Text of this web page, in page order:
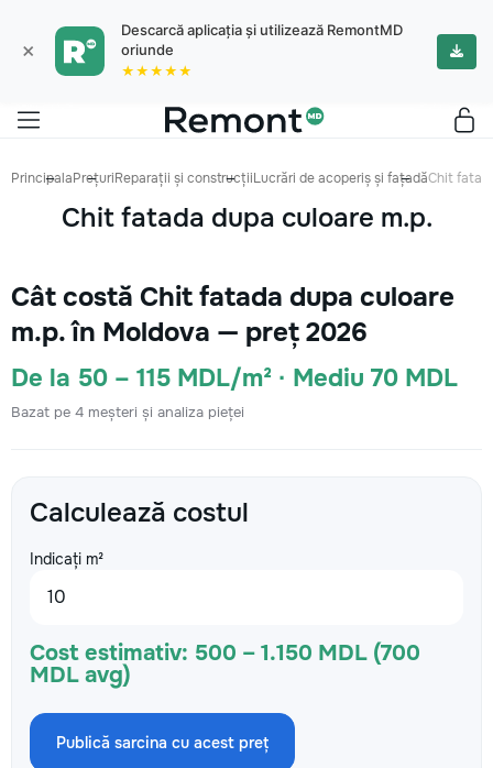
×
Descarcă aplicația și utilizează RemontMD
oriunde
★★★★★
PrincipalaPrețuriReparații și construcțiiLucrări de acoperiș și fațadăChit
Chit fatada dupa culoare m.p.
Cât costă Chit fatada dupa culoare
m.p. în Moldova — preț 2026
De la 50 – 115 MDL/m² · Mediu 70 MDL
Bazat pe 4 meșteri și analiza pieței
Calculează costul
Indicați m²
Cost estimativ: 500 – 1.150 MDL (700
MDL avg)
Publică sarcina cu acest preț